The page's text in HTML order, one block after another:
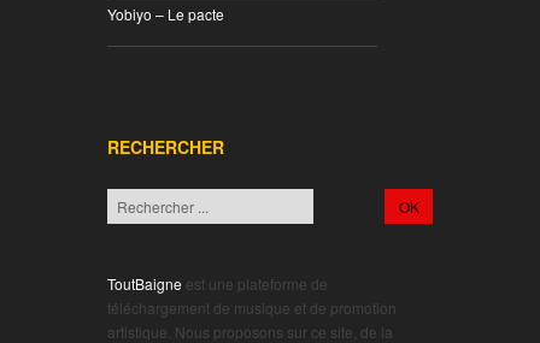
Yobiyo – Le pacte
RECHERCHER
ToutBaigne est une plateforme de
téléchargement de musique et de promotion
artistique. Nous proposons sur ce site, de la